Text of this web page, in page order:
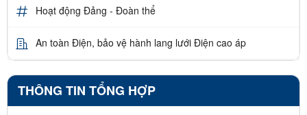
Hoạt động Đảng - Đoàn thể
An toàn Điện, bảo vệ hành lang lưới Điện cao áp
THÔNG TIN TỔNG HỢP